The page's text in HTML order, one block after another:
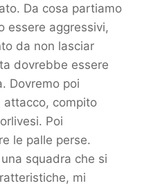
Da cosa partiamo
essere aggressivi,
da non lasciar
dovrebbe essere
Dovremo poi
attacco, compito
Poi
le palle perse.
squadra che si
mi